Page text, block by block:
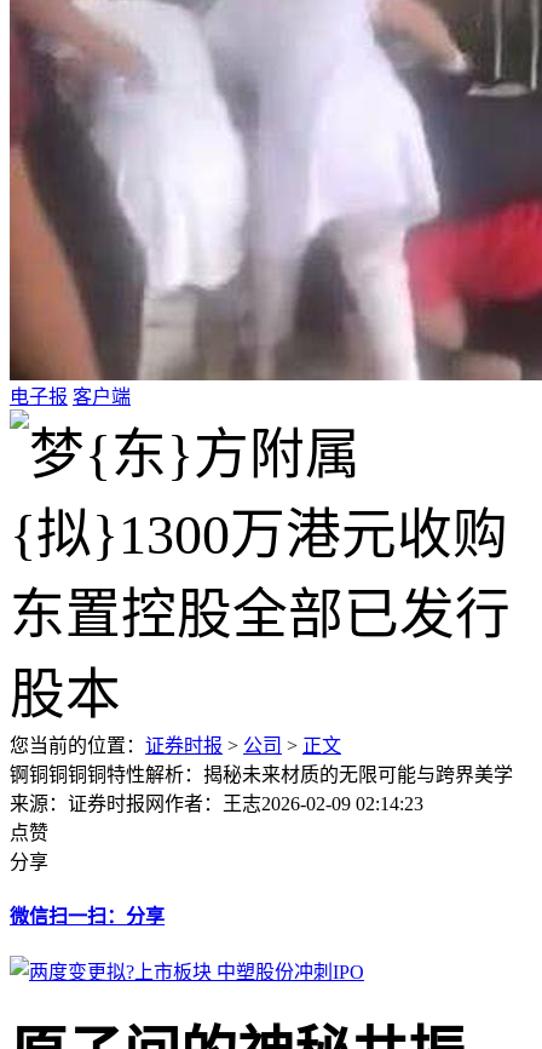
电子报 客户端
您当前的位置： 证券时报 > 公司 > 正文
锕铜铜铜铜特性解析：揭秘未来材质的无限可能与跨界美学
来源：证券时报网作者：王志2026-02-09 02:14:23
点赞
分享
微信扫一扫：分享